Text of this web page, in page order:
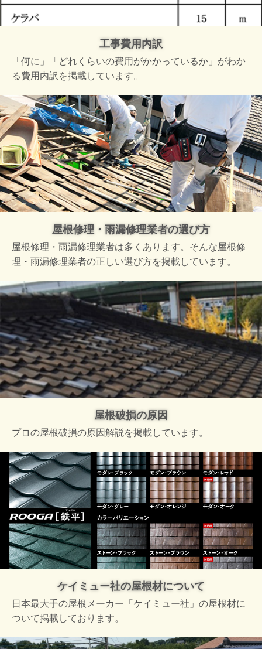
工事費用内訳
「何に」「どれくらいの費用がかかっているか」がわか
る費用内訳を掲載しています。
屋根修理・雨漏修理業者の選び方
屋根修理・雨漏修理業者は多くあります。そんな屋根修
理・雨漏修理業者の正しい選び方を掲載しています。
屋根破損の原因
プロの屋根破損の原因解説を掲載しています。
ケイミュー社の屋根材について
日本最大手の屋根メーカー「ケイミュー社」の屋根材に
ついて掲載しております。